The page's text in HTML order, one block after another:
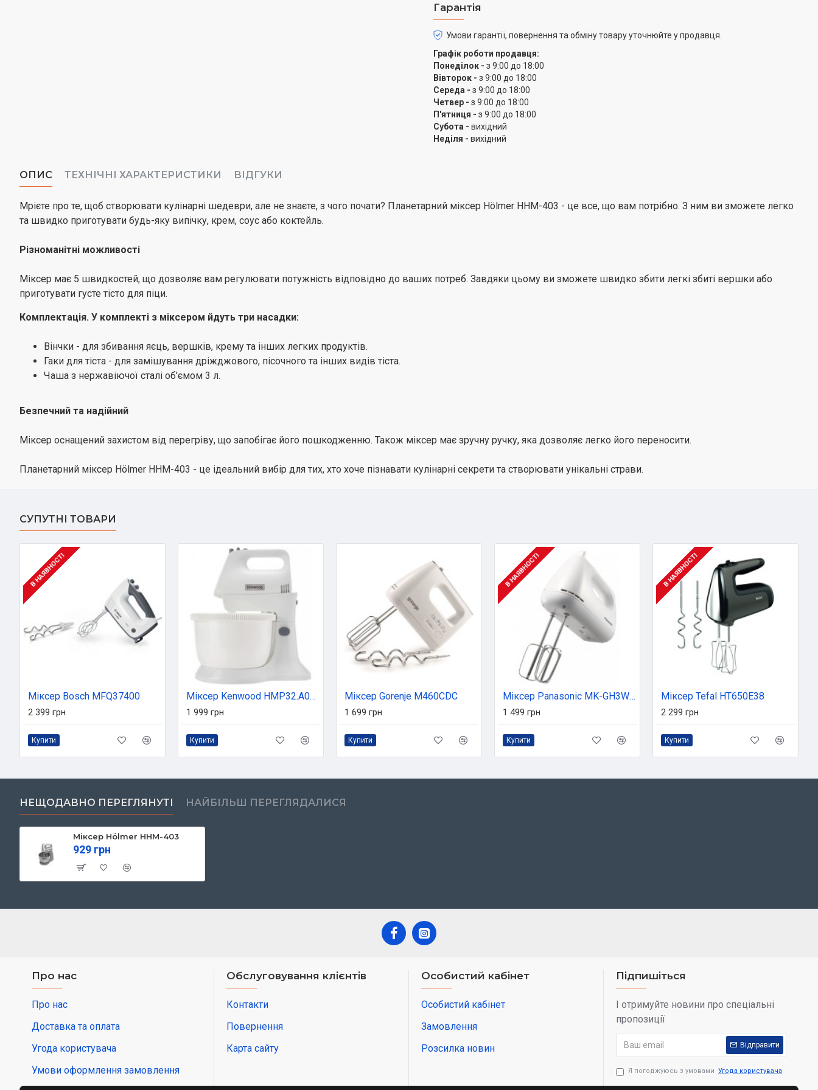
пізнавати кулінарні секрети та створювати унікальні страви.
Гарантія
Умови гарантії, повернення та обміну товару уточнюйте у продавця.
Графік роботи продавця:
Понеділок - з 9:00 до 18:00
Вівторок - з 9:00 до 18:00
Середа - з 9:00 до 18:00
Четвер - з 9:00 до 18:00
П'ятниця - з 9:00 до 18:00
Субота - вихідний
Неділя - вихідний
ОПИС ТЕХНІЧНІ ХАРАКТЕРИСТИКИ ВІДГУКИ
Мрієте про те, щоб створювати кулінарні шедеври, але не знаєте, з чого почати? Планетарний міксер Hölmer HHM-403 - це все, що вам потрібно. З ним ви зможете легко
та швидко приготувати будь-яку випічку, крем, соус або коктейль.
Різноманітні можливості
Міксер має 5 швидкостей, що дозволяє вам регулювати потужність відповідно до ваших потреб. Завдяки цьому ви зможете швидко збити легкі збиті вершки або
приготувати густе тісто для піци.
Комплектація. У комплекті з міксером йдуть три насадки:
Вінчки - для збивання яєць, вершків, крему та інших легких продуктів.
Гаки для тіста - для замішування дріжджового, пісочного та інших видів тіста.
Чаша з нержавіючої сталі об'ємом 3 л.
Безпечний та надійний
Міксер оснащений захистом від перегріву, що запобігає його пошкодженню. Також міксер має зручну ручку, яка дозволяє легко його переносити.
Планетарний міксер Hölmer HHM-403 - це ідеальний вибір для тих, хто хоче пізнавати кулінарні секрети та створювати унікальні страви.
СУПУТНІ ТОВАРИ
В НАЯВНОСТІ
Міксер Bosch MFQ37400
2 399 грн
Купити
Міксер Kenwood HMP32.A0WH
1 999 грн
Купити
Міксер Gorenje M460CDC
1 699 грн
Купити
В НАЯВНОСТІ
Міксер Panasonic MK-GH3WTQ
1 499 грн
Купити
В НАЯВНОСТІ
Міксер Tefal HT650E38
2 299 грн
Купити
НЕЩОДАВНО ПЕРЕГЛЯНУТІ НАЙБІЛЬШ ПЕРЕГЛЯДАЛИСЯ
Міксер Hölmer HHM-403
929 грн
Про нас
Про нас
Доставка та оплата
Угода користувача
Умови оформлення замовлення
Обслуговування клієнтів
Контакти
Повернення
Карта сайту
Особистий кабінет
Особистий кабінет
Замовлення
Розсилка новин
Підпишіться
І отримуйте новини про спеціальні
пропозиції
Відправити
Я погоджуюсь з умовами Угода користувача